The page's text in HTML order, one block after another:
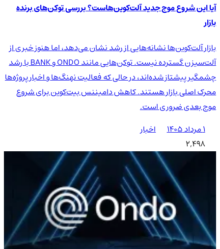
آیا این شروع موج جدید آلت‌کوین‌هاست؟ بررسی توکن‌های برنده
بازار
بازار آلت‌کوین‌ها نشانه‌هایی از رشد نشان می‌دهد، اما هنوز خبری از
آلت‌سیزن گسترده نیست. توکن‌هایی مانند ONDO و BANK با رشد
چشمگیر پیشتاز شده‌اند، در حالی که فعالیت نهنگ‌ها و اخبار پروژه‌ها
محرک اصلی بازار هستند. کاهش دامیننس بیت‌کوین برای شروع
موج بعدی ضروری است.
اخبار
2,498